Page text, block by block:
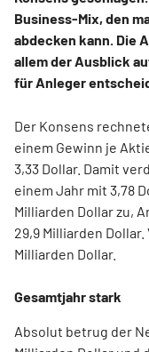
Business-Mix, den
abdecken kann. Die
allem der Ausblick
für Anleger
Der Konsens
einem Gewinn je
3,33 Dollar. Damit
einem Jahr mit 3,78
Milliarden Dollar zu,
29,9 Milliarden
Milliarden Dollar.
Gesamtjahr stark
Absolut betrug der